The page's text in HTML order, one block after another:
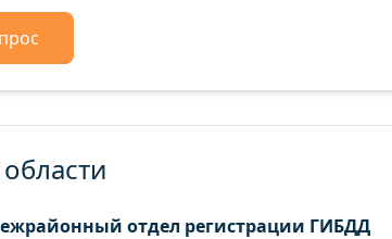
отдел регистрации ГИБДД